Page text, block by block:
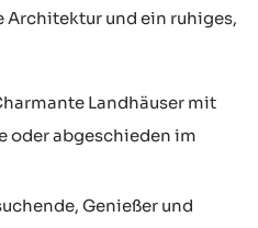
und ein ruhiges,
Landhäuser mit
oder abgeschieden im
Genießer und